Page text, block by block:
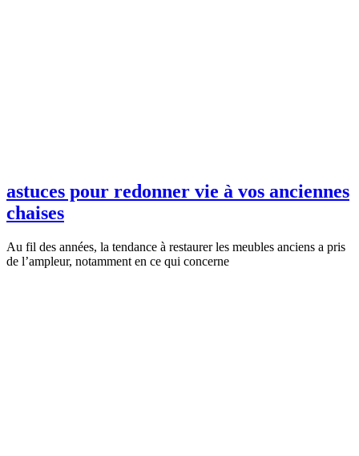
astuces pour redonner vie à vos anciennes
chaises
Au fil des années, la tendance à restaurer les meubles anciens a pris
de l’ampleur, notamment en ce qui concerne